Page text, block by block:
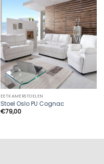
EETKAMERSTOELEN
Stoel Oslo PU Cognac
€79,00